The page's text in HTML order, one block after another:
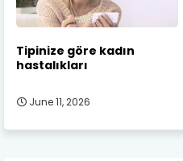
Tipinize göre kadın
hastalıkları
June 11, 2026